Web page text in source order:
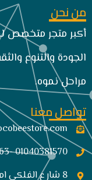
من نحن
أكبر متجر متخصص
الجودة والتنوع
مراحل نموه.
تواصل معنا
01040381570 -034849663
8 شار ع الفلكى امام ادارة الجوازات محطة الرمل الاسكندرية